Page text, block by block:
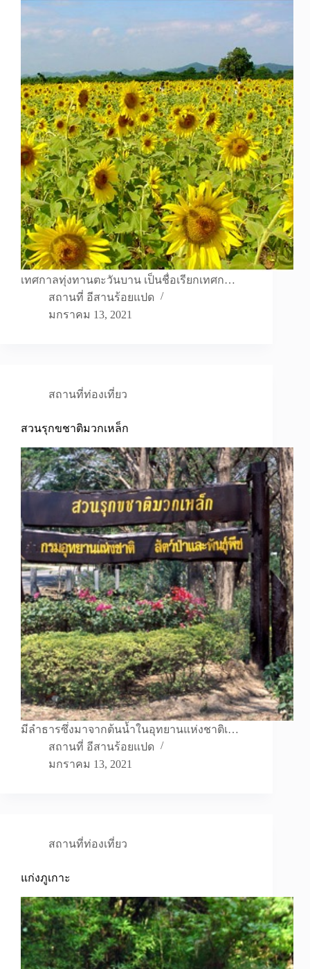
เทศกาลทุ่งทานตะวันบาน เป็นชื่อเรียกเทศก…
สถานที่ อีสานร้อยแปด
มกราคม 13, 2021
สถานที่ท่องเที่ยว
สวนรุกขชาติมวกเหล็ก
มีลำธารซึ่งมาจากต้นน้ำในอุทยานแห่งชาติเ…
สถานที่ อีสานร้อยแปด
มกราคม 13, 2021
สถานที่ท่องเที่ยว
แก่งภูเกาะ